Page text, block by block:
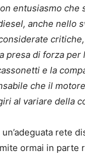
entusiasmo che
anche nello
presa di forza per
e la
che il
al variare della
rete
ormai in parte